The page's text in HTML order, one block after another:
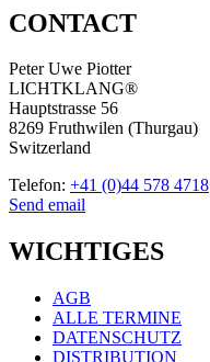
CONTACT
Peter Uwe Piotter
LICHTKLANG®
Hauptstrasse 56
8269 Fruthwilen (Thurgau)
Switzerland
Telefon: +41 (0)44 578 4718
Send email
WICHTIGES
AGB
ALLE TERMINE
DATENSCHUTZ
DISTRIBUTION